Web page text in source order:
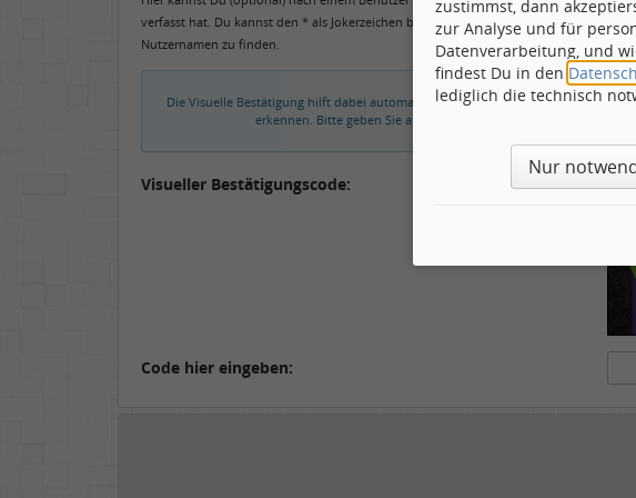
verfasst hat. Du kannst den * als Jokerzeichen benutzen, um ähnliche
Nutzernamen zu finden.
Die Visuelle Bestätigung hilft dabei automatische Spambots und Scripte von
erkennen. Bitte geben Sie also in das untenstehende Feld die
Visueller Bestätigungscode:
Code hier eingeben:
zustimmst, dann
zur Analyse und für
Datenverarbeitung, und
findest Du in den
lediglich die technisch
Nur